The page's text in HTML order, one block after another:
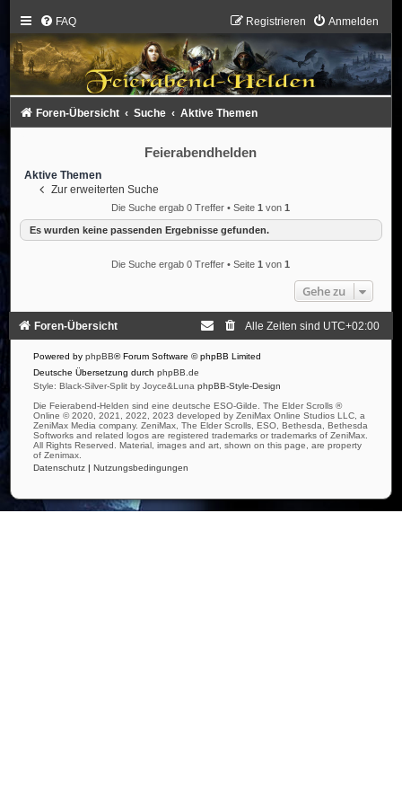
FAQ Anmelden
Registrieren
Foren-Übersicht Suche Aktive Themen
Feierabendhelden
Aktive Themen
Zur erweiterten Suche
Die Suche ergab 0 Treffer • Seite1 von1
Es wurden keine passenden Ergebnisse gefunden.
Die Suche ergab 0 Treffer • Seite1 von1
Gehe zu
Foren-Übersicht Alle Zeiten sind UTC+02:00
Powered by phpBB® Forum Software © phpBB Limited
Deutsche Übersetzung durch phpBB.de
Style: Black-Silver-Split by Joyce&Luna phpBB-Style-Design
Die Feierabend-Helden sind eine deutsche ESO-Gilde. The Elder Scrolls ®
Online © 2020, 2021, 2022, 2023 developed by ZeniMax Online Studios LLC, a
ZeniMax Media company. ZeniMax, The Elder Scrolls, ESO, Bethesda, Bethesda
Softworks and related logos are registered trademarks or trademarks of ZeniMax.
All Rights Reserved. Material, images and art, shown on this page, are property
of Zenimax.
Datenschutz | Nutzungsbedingungen